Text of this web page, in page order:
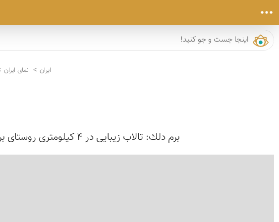
ایران نمای ایران
برم دلك: تالاب زیبایی در 4 كیلومتری روستای برم دلك است کتاب میراث فرهنگی استان فارس زهره پری نوش - سایت تبیان